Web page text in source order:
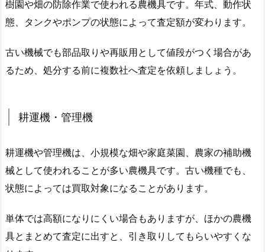
樹園や畑の防除作業で使われる農機具です。年式、動作状
態、タンクやポンプの状態によって査定額が変わります。
古い機械でも部品取りや再販用として値段がつく場合があ
るため、処分する前に複数社へ査定を依頼しましょう。
耕運機・管理機
耕運機や管理機は、小規模な畑や家庭菜園、農家の補助機
械として使われることが多い農機具です。古い機種でも、
状態によっては買取対象になることがあります。
単体では高額になりにくい場合もありますが、ほかの農機
具とまとめて査定に出すと、引き取りしてもらいやすくな